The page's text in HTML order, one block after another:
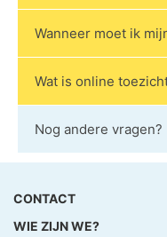
Wanneer moet ik
Wat is online
Nog andere vragen?
CONTACT
WIE ZIJN WE?